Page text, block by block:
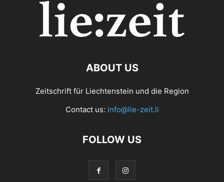
ABOUT US
Zeitschrift für Liechtenstein und die Region
Contact us: info@lie-zeit.li
FOLLOW US